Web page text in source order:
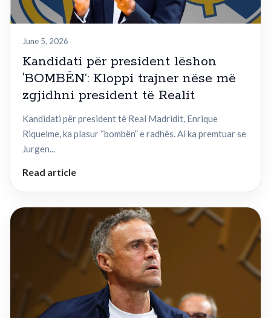
June 5, 2026
Kandidati për president lëshon
‘BOMBËN’: Kloppi trajner nëse më
zgjidhni president të Realit
Kandidati për president të Real Madridit, Enrique
Riquelme, ka plasur “bombën” e radhës. Ai ka premtuar se
Jurgen...
Read article